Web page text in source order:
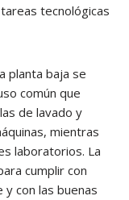
tecnológicas
planta baja se
común que
de lavado y
mientras
laboratorios. La
cumplir con
con las buenas